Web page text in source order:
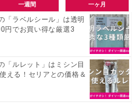
一週間 一ヶ月
「ラベルシール」は透明
円でお買い得な厳選3
「ルレット」はミシン目
える！セリアとの価格＆